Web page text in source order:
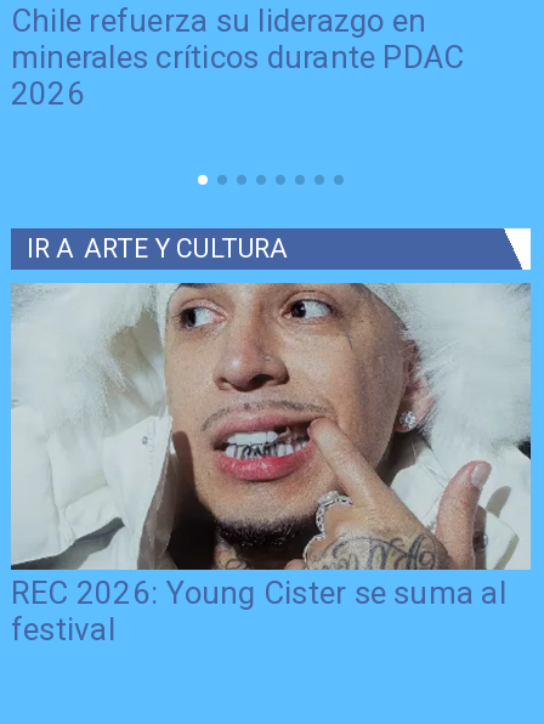
Chile refuerza su liderazgo en
minerales críticos durante PDAC
2026
IR A ARTE Y CULTURA
REC 2026: Young Cister se suma al
festival